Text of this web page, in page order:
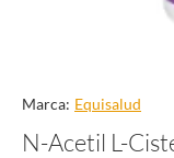
Marca: Equisalud
N-Acetil L-